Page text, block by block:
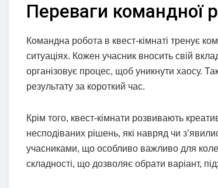
Переваги командної
Командна робота в квест-кімнаті тренує
ситуаціях. Кожен учасник вносить свій
організовує процес, щоб уникнути хаосу.
результату за короткий час.
Крім того, квест-кімнати розвивають
несподіваних рішень, які навряд чи
учасниками, що особливо важливо для
складності, що дозволяє обрати варіант,